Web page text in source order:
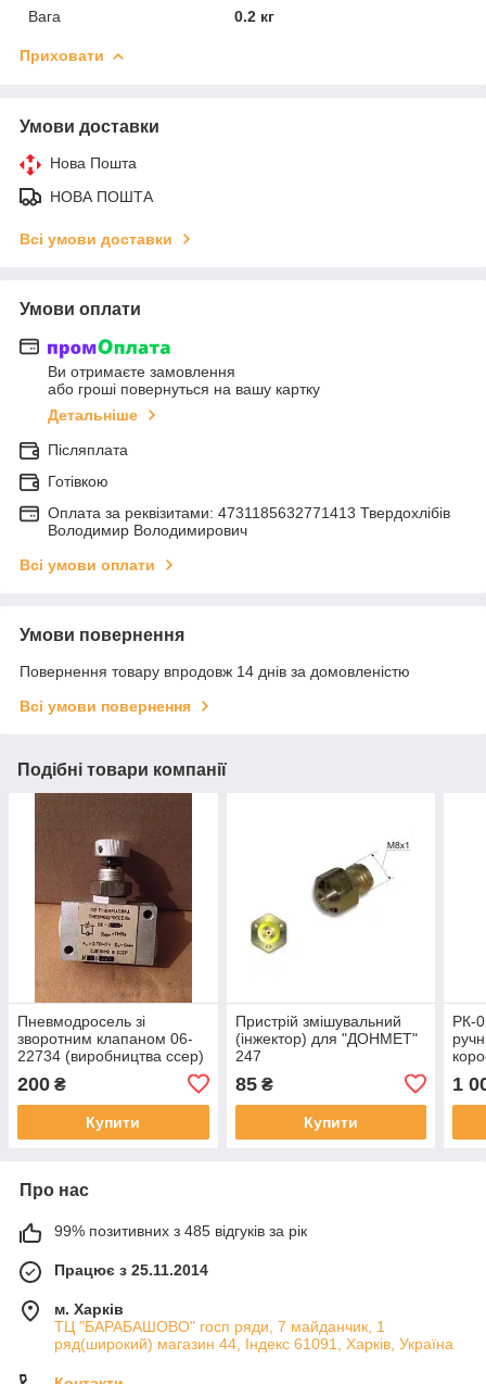
Вага
0.2 кг
Приховати
Умови доставки
Нова Пошта
НОВА ПОШТА
Всі умови доставки
Умови оплати
Ви отримаєте замовлення
або гроші повернуться на вашу картку
Детальніше
Післяплата
Готівкою
Оплата за реквізитами: 4731185632771413 Твердохлібів
Володимир Володимирович
Всі умови оплати
Умови повернення
Повернення товару впродовж 14 днів за домовленістю
Всі умови повернення
Подібні товари компанії
Пневмодросель зі
зворотним клапаном 06-
22734 (виробництва ссер)
200 ₴
Купити
Пристрій змішувальний
(інжектор) для "ДОНМЕТ"
247
85₴
Купити
РК-
1
Про нас
99% позитивних з 485 відгуків за рік
Працює з 25.11.2014
м. Харків
ТЦ "БАРАБАШОВО" госп ряди, 7 майданчик, 1
ряд(широкий) магазин 44, Індекс 61091, Харків, Україна